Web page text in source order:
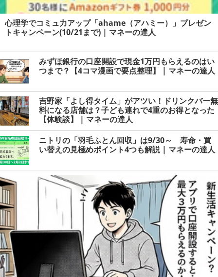
心理学でコミュ力アップ「ahame（アハミー）」プレゼン
トキャンペーン(10/21まで) | マネーの達人
みずほ銀行の口座開設で現金1万円もらえるのはい
つまで？【4コマ漫画で要点整理】 | マネーの達人
吉野家「よし得タイム」がアツい！ドリンクバー無
料になる店舗は？子ども連れで4重のお得となった
【体験談】 | マネーの達人
ニトリの「羽毛ふとん回収」は9/30～ 寿命・買
い替えの見極めポイント4つも解説 | マネーの達人